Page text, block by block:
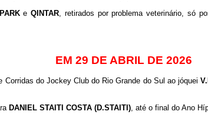
PARKe QINTAR , retirados por problema veterinário, só
EM 29 DE ABRIL DE 2026
Corridas do Jockey Club do Rio Grande do Sul ao jóquei
DANIEL STAITI COSTA (D.STAITI) , até o final do Ano